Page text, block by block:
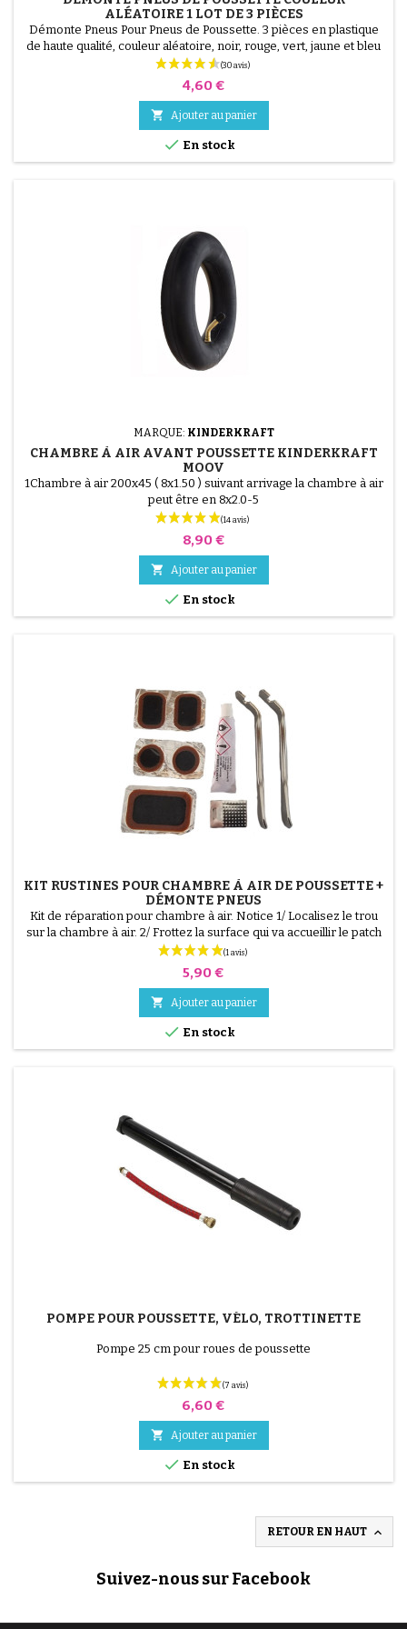
ALÉATOIRE 1 LOT DE 3 PIÈCES
Démonte Pneus Pour Pneus de Poussette. 3 pièces en plastique
de haute qualité, couleur aléatoire, noir, rouge, vert, jaune et bleu
ou 3 pièces en acier ( gris ) Le montage du pneu se fait sans outils
et uniquement à la main, cela évite de percer la chambre à air.
Prix
4,60 €
 Ajouter au panier
 En stock
MARQUE: KINDERKRAFT
CHAMBRE À AIR AVANT POUSSETTE KINDERKRAFT
MOOV
1Chambre à air 200x45 ( 8x1.50 ) suivant arrivage la chambre à air
peut être en 8x2.0-5
Prix
8,90 €
 Ajouter au panier
 En stock
KIT RUSTINES POUR CHAMBRE À AIR DE POUSSETTE +
DÉMONTE PNEUS
Kit de réparation pour chambre à air. Notice 1/ Localisez le trou
sur la chambre à air. 2/ Frottez la surface qui va accueillir le patch
avec le grattoir fourni. 3/ Dégraissez, nettoyez et séchez la
surface. 4/ Étalez uniformément la colle autour du trou. 5/
Patientez environ 1 mIn, jusqu'à ce que la colle ne brille plus. 6/
Positionnez le patch au...
Prix
5,90 €
 Ajouter au panier
 En stock
POMPE POUR POUSSETTE, VÉLO, TROTTINETTE
Pompe 25 cm pour roues de poussette
Prix
6,60 €
 Ajouter au panier
 En stock
RETOUR EN HAUT 
Suivez-nous sur Facebook